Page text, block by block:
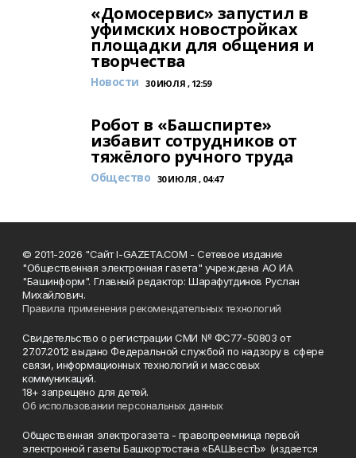
«Домосервис» запустил в
уфимских новостройках
площадки для общения и
творчества
Новости 30 ИЮЛЯ , 12:59
Робот в «Башспирте»
избавит сотрудников от
тяжёлого ручного труда
Общество 30 ИЮЛЯ , 04:47
© 2011-2026 "Сайт I-GAZETA.COM - Сетевое издание
"Общественная электронная газета" учреждена АО ИА
"Башинформ". Главный редактор: Шарафутдинов Руслан
Михайлович.
Правила применения рекомендательных технологий
Свидетельство о регистрации СМИ № ФС77-50803 от
27.07.2012 выдано Федеральной службой по надзору в сфере
связи, информационных технологий и массовых
коммуникаций.
18+ запрещено для детей.
Об использовании персональных данных
Общественная электрогазета - правопреемница первой
электронной газеты Башкортостана «БАШвестЪ» (издается